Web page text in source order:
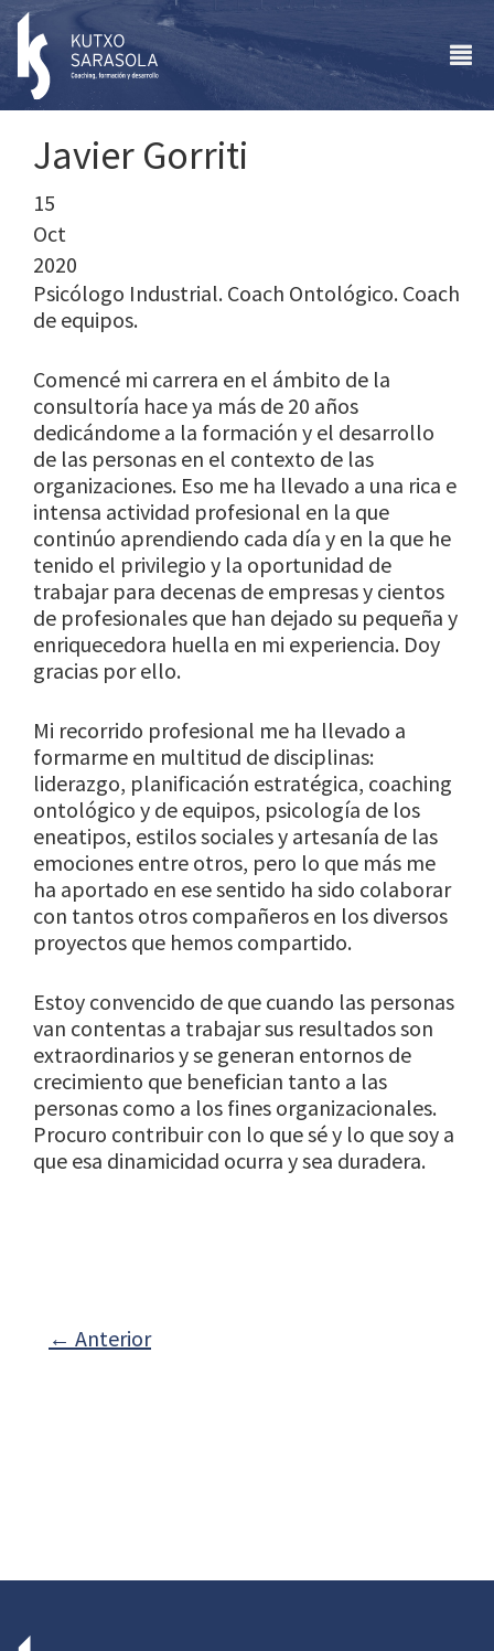
Javier Gorriti
15
Oct
2020
Psicólogo Industrial. Coach Ontológico. Coach
de equipos.
Comencé mi carrera en el ámbito de la
consultoría hace ya más de 20 años
dedicándome a la formación y el desarrollo
de las personas en el contexto de las
organizaciones. Eso me ha llevado a una rica e
intensa actividad profesional en la que
continúo aprendiendo cada día y en la que he
tenido el privilegio y la oportunidad de
trabajar para decenas de empresas y cientos
de profesionales que han dejado su pequeña y
enriquecedora huella en mi experiencia. Doy
gracias por ello.
Mi recorrido profesional me ha llevado a
formarme en multitud de disciplinas:
liderazgo, planificación estratégica, coaching
ontológico y de equipos, psicología de los
eneatipos, estilos sociales y artesanía de las
emociones entre otros, pero lo que más me
ha aportado en ese sentido ha sido colaborar
con tantos otros compañeros en los diversos
proyectos que hemos compartido.
Estoy convencido de que cuando las personas
van contentas a trabajar sus resultados son
extraordinarios y se generan entornos de
crecimiento que benefician tanto a las
personas como a los fines organizacionales.
Procuro contribuir con lo que sé y lo que soy a
que esa dinamicidad ocurra y sea duradera.
← Anterior